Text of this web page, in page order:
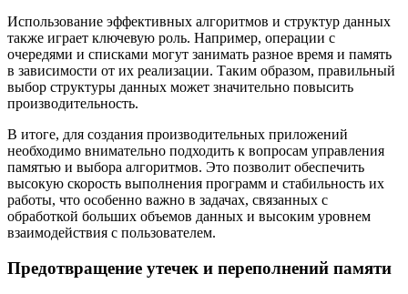
Использование эффективных алгоритмов и структур данных
также играет ключевую роль. Например, операции с
очередями и списками могут занимать разное время и память
в зависимости от их реализации. Таким образом, правильный
выбор структуры данных может значительно повысить
производительность.
В итоге, для создания производительных приложений
необходимо внимательно подходить к вопросам управления
памятью и выбора алгоритмов. Это позволит обеспечить
высокую скорость выполнения программ и стабильность их
работы, что особенно важно в задачах, связанных с
обработкой больших объемов данных и высоким уровнем
взаимодействия с пользователем.
Предотвращение утечек и переполнений памяти